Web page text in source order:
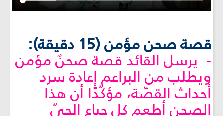
قصة صحن مؤمن (15 دقيقة):
- يرسل القائد قصة صحنٌ مؤمن
ويطلب من البراعم إعادة سرد
أحداث القصّة، مؤكّدًا أن هذا
الصحن أطعم كل جياع الحيّ